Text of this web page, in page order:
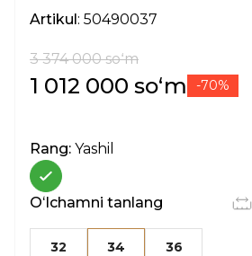
Artikul: 50490037
3 374 000 soʻm
1 012 000 soʻm -70%
Rang: Yashil
Oʻlchamni tanlang
32 34 36